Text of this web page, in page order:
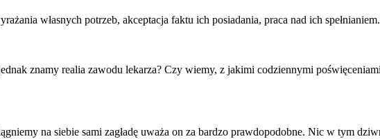
własnych potrzeb, akceptacja faktu ich posiadania, praca nad ich
znamy realia zawodu lekarza? Czy wiemy, z jakimi codziennymi
na siebie sami zagładę uważa on za bardzo prawdopodobne. Nic w tym